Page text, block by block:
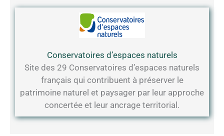
Conservatoires d’espaces naturels
Site des 29 Conservatoires d’espaces naturels
français qui contribuent à préserver le
patrimoine naturel et paysager par leur approche
concertée et leur ancrage territorial.